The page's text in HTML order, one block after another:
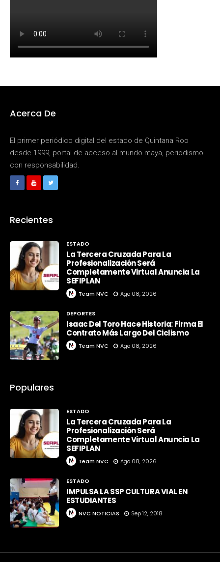
Acerca De
El primer periódico digital del estado de Quintana Roo
desde 1999, portal de acceso al mundo maya, periodismo
con responsabilidad.
Recientes
ESTADO
La Tercera Cruzada Para La
Profesionalización Será
Completamente Virtual Anuncia La
SEFIPLAN
Team NVC Ago 08, 2026
DEPORTES
Isaac Del Toro Hace Historia: Firma El
Contrato Más Largo Del Ciclismo
Team NVC Ago 08, 2026
Populares
ESTADO
La Tercera Cruzada Para La
Profesionalización Será
Completamente Virtual Anuncia La
SEFIPLAN
Team NVC Ago 08, 2026
ESTADO
IMPULSA LA SSP CULTURA VIAL EN
ESTUDIANTES
NVC NOTICIAS Sep 12, 2018